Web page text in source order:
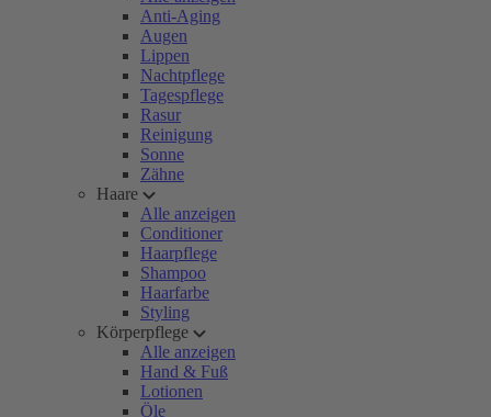
Anti-Aging
Augen
Lippen
Nachtpflege
Tagespflege
Rasur
Reinigung
Sonne
Zähne
Haare
Alle anzeigen
Conditioner
Haarpflege
Shampoo
Haarfarbe
Styling
Körperpflege
Alle anzeigen
Hand & Fuß
Lotionen
Öle